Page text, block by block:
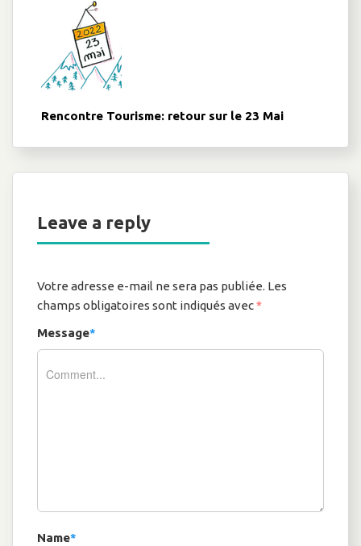
Rencontre Tourisme: retour sur le 23 Mai
Leave a reply
Votre adresse e-mail ne sera pas publiée. Les
champs obligatoires sont indiqués avec*
Message*
Name*